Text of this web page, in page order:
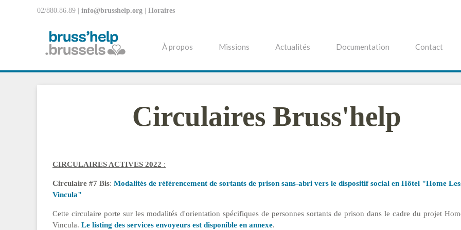
02/880.86.89 | info@brusshelp.org Horaires
À propos Missions Actualités Documentation Contact
Circulaires Bruss'help
CIRCULAIRES ACTIVES 2022 :
Circulaire #7 Bis: Modalités de référencement de sortants de prison sans-abri vers le dispositif social en Hôtel "Home
Vincula"
Cette circulaire porte sur les modalités d'orientation spécifiques de personnes sortants de prison dans le cadre du projet
Vincula. Le listing des services envoyeurs est disponible en annexe.